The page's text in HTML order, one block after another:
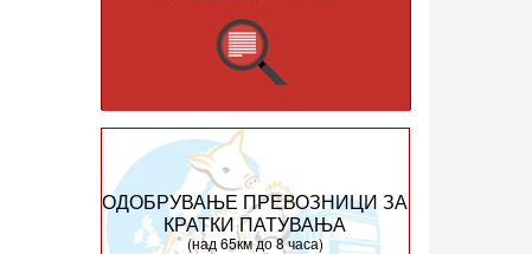
ОДОБРУВАЊЕ ПРЕВОЗНИЦИ ЗА
КРАТКИ ПАТУВАЊА
(над 65км до 8 часа)